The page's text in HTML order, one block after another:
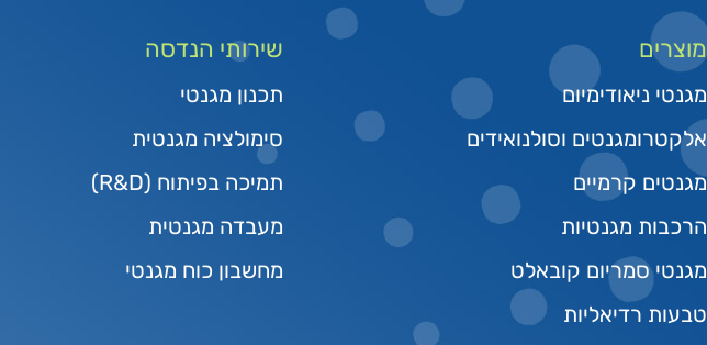
מוצרים
מגנטי ניאודימיום
אלקטרומגנטים וסולנואידים
מגנטים קרמיים
הרכבות מגנטיות
מגנטי סמריום קובאלט
טבעות רדיאליות
שירותי הנדסה
תכנון מגנטי
סימולציה מגנטית
תמיכה בפיתוח (R&D)
מעבדה מגנטית
מחשבון כוח מגנטי